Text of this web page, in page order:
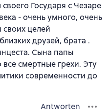
Государя с Чезаре
- очень умного, очень
целей
друзей, брата .
Сына папы
смертные грехи. Эту
современности до
Antworten